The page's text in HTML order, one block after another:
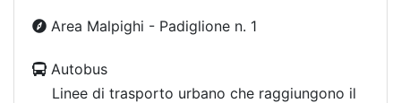
Area Malpighi - Padiglione n. 1
Autobus
Linee di trasporto urbano che raggiungono il